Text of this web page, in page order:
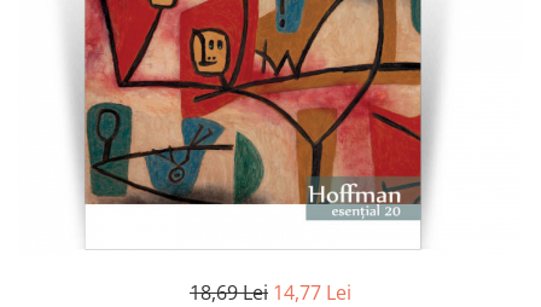
Literatura
Contemporana
Moderna
Universala
Universala
18,69 Lei 14,77 Lei